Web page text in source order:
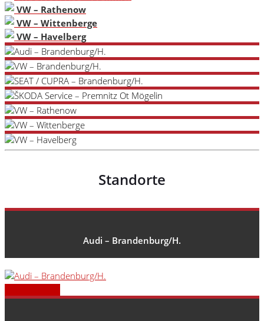
VW – Rathenow
VW – Wittenberge
VW – Havelberg
Standorte
Audi – Brandenburg/H.